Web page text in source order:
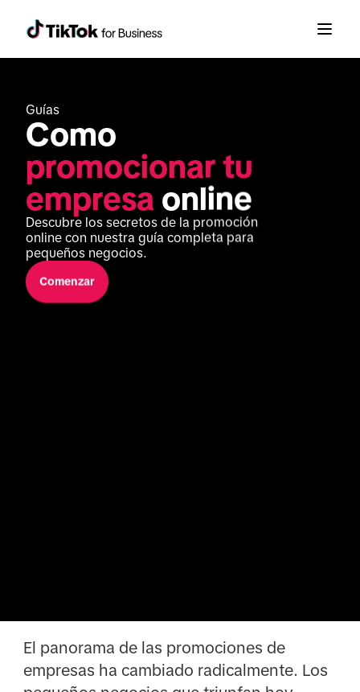
Guías
promocionar tu
empresa online
Descubre los secretos de la promoción
online con nuestra guía completa para
pequeños negocios.
Comenzar
El panorama de las promociones de
empresas ha cambiado radicalmente. Los